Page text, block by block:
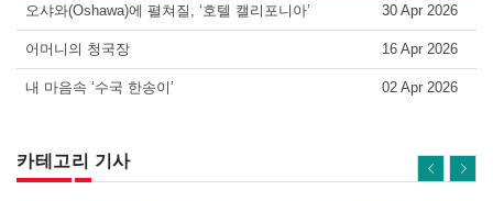
오샤와(Oshawa)에 펼쳐질, ‘호텔 캘리포니아’ 30 Apr 2026
어머니의 청국장 16 Apr 2026
내 마음속 ‘수국 한송이’ 02 Apr 2026
카테고리 기사